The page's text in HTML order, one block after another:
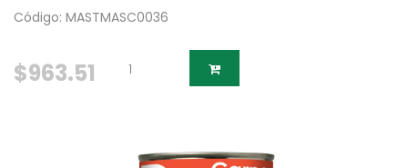
Código: MASTMASC0036
$963.51